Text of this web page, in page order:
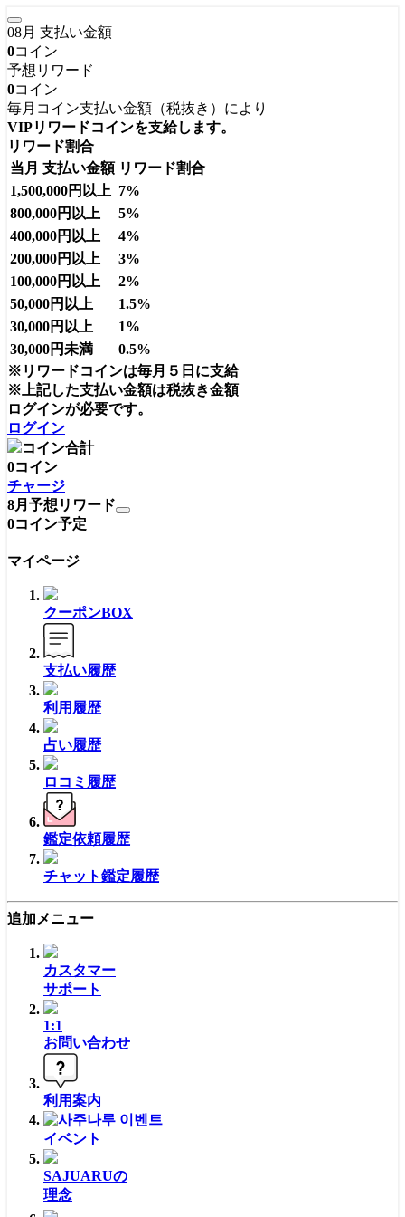
08月 支払い金額
0コイン
予想リワード
0コイン
毎月コイン支払い金額（税抜き）により
VIPリワードコインを支給します。
リワード割合
当月 支払い金額 リワード割合
1,500,000円以上 7%
800,000円以上
5%
400,000円以上
4%
200,000円以上
3%
100,000円以上
2%
50,000円以上
1.5%
30,000円以上
1%
30,000円未満
0.5%
※リワードコインは毎月５日に支給
※上記した支払い金額は税抜き金額
ログインが必要です。
ログイン
コイン合計
0コイン
チャージ
8月予想リワード
0コイン予定
マイページ
クーポンBOX
支払い履歴
利用履歴
占い履歴
ロコミ履歴
鑑定依頼履歴
チャット鑑定履歴
追加メニュー
カスタマー
サポート
1:1
お問い合わせ
利用案内
イベント
SAJUARUの
理念